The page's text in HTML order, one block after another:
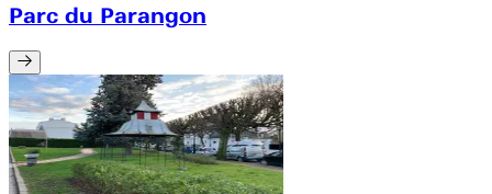
Parc du Parangon